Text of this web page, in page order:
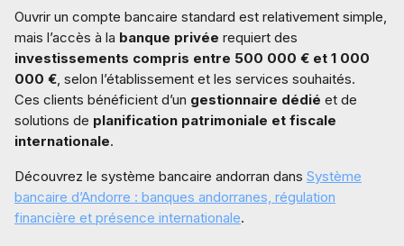
Ouvrir un compte bancaire standard est relativement simple,
mais l’accès à la banque privée requiert des
investissements compris entre 500 000 € et 1 000
000 €, selon l’établissement et les services souhaités.
Ces clients bénéficient d’un gestionnaire dédié et de
solutions de planification patrimoniale et fiscale
internationale.
Découvrez le système bancaire andorran dans Système
bancaire d’Andorre : banques andorranes, régulation
financière et présence internationale.